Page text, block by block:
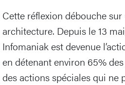
Cette réflexion débouche
architecture. Depuis le 13
Infomaniak est devenue
en détenant environ 65%
des actions spéciales qui ne